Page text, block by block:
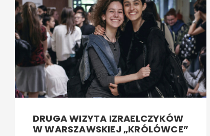
DRUGA WIZYTA IZRAELCZYKÓW
W WARSZAWSKIEJ „KRÓLÓWCE”